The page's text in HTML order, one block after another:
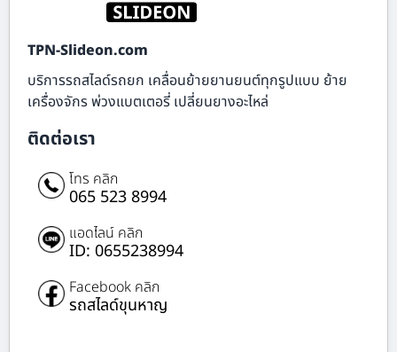
TPN-Slideon.com
บริการรถสไลด์รถยก เคลื่อนย้ายยานยนต์ทุกรูปแบบ ย้าย
เครื่องจักร พ่วงแบตเตอรี่ เปลี่ยนยางอะไหล่
ติดต่อเรา
โทร คลิก
065 523 8994
แอดไลน์ คลิก
ID: 0655238994
Facebook คลิก
รถสไลด์ขุนหาญ